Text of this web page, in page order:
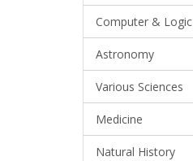
Computer & Logic
Astronomy
Various Sciences
Medicine
Natural History